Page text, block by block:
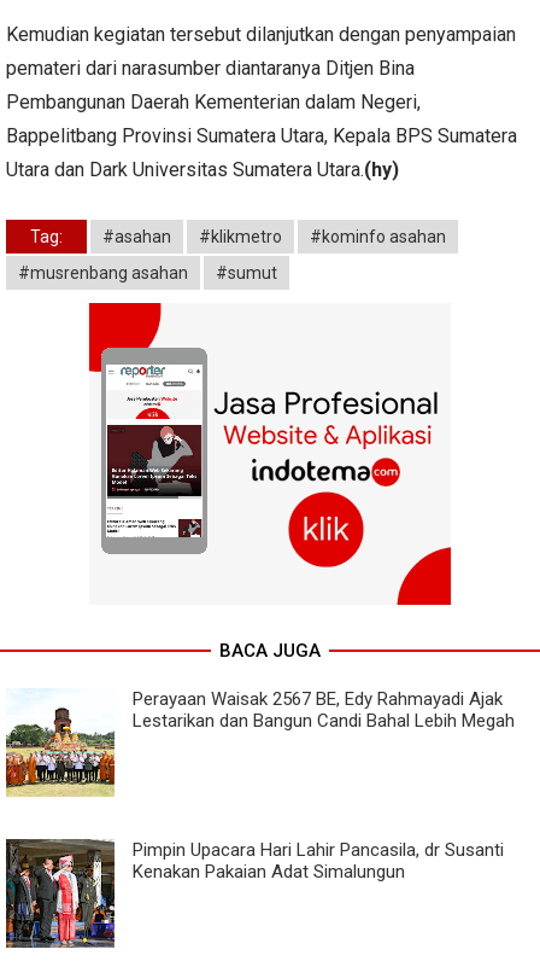
Kemudian kegiatan tersebut dilanjutkan dengan penyampaian
pemateri dari narasumber diantaranya Ditjen Bina
Pembangunan Daerah Kementerian dalam Negeri,
Bappelitbang Provinsi Sumatera Utara, Kepala BPS Sumatera
Utara dan Dark Universitas Sumatera Utara.(hy)
Tag: #asahan #klikmetro
#kominfo asahan
#musrenbang asahan
#sumut
BACA JUGA
Perayaan Waisak 2567 BE, Edy Rahmayadi Ajak
Lestarikan dan Bangun Candi Bahal Lebih Megah
Pimpin Upacara Hari Lahir Pancasila, dr Susanti
Kenakan Pakaian Adat Simalungun